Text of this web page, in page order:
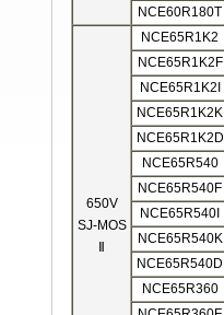
NCE60R180T
650V
SJ-MOS
NCE65R1K2
NCE65R1K2F
NCE65R1K2I
NCE65R1K2K
NCE65R1K2D
NCE65R540
NCE65R540F
NCE65R540I
NCE65R540K
NCE65R540D
NCE65R360